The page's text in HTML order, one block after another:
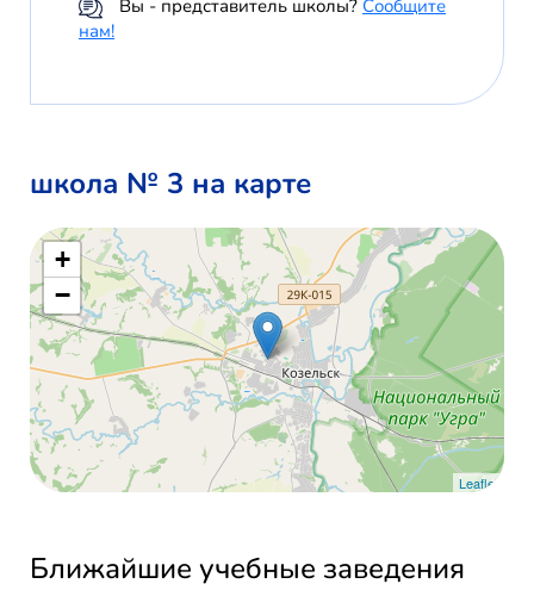
Вы - представитель школы? Сообщите
нам!
школа № 3 на карте
+
−
Leaflet
Ближайшие учебные заведения